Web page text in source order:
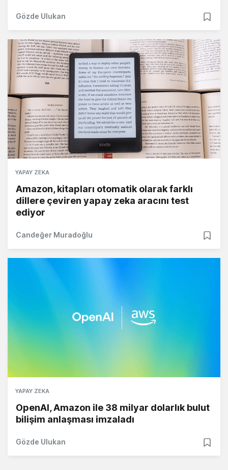
Gözde Ulukan
YAPAY ZEKA
Amazon, kitapları otomatik olarak farklı
dillere çeviren yapay zeka aracını test
ediyor
Candeğer Muradoğlu
YAPAY ZEKA
OpenAI, Amazon ile 38 milyar dolarlık bulut
bilişim anlaşması imzaladı
Gözde Ulukan